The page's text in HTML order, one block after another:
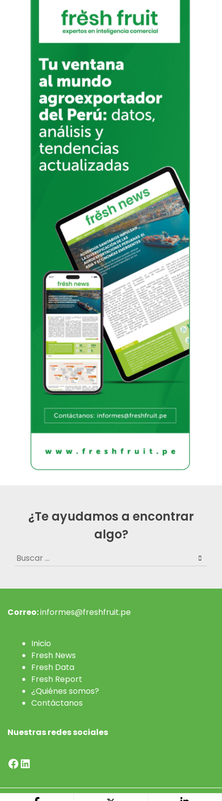
¿Te ayudamos a encontrar
algo?
Buscar:
Correo:informes@freshfruit.pe
Inicio
Fresh News
Fresh Data
Fresh Report
¿Quiénes somos?
Contáctanos
Nuestras redes sociales
Facebook
LinkedIn